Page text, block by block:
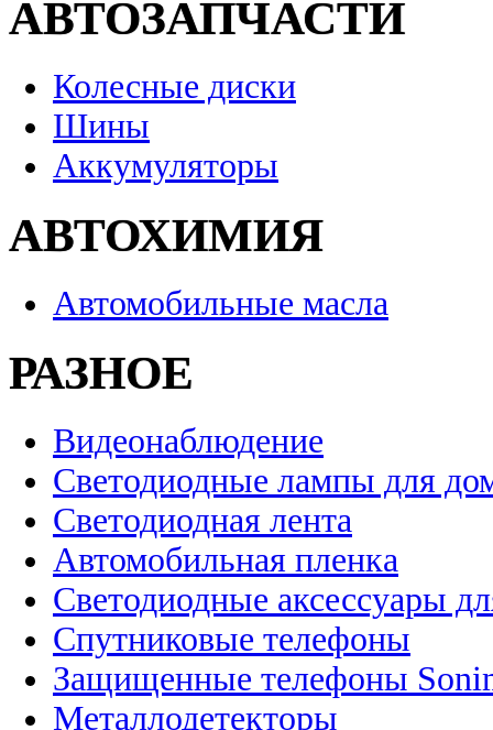
АВТОЗАПЧАСТИ
Колесные диски
Шины
Аккумуляторы
АВТОХИМИЯ
Автомобильные масла
РАЗНОЕ
Видеонаблюдение
Светодиодные лампы для
Светодиодная лента
Автомобильная пленка
Светодиодные аксессуары
Спутниковые телефоны
Защищенные телефоны
Металлодетекторы